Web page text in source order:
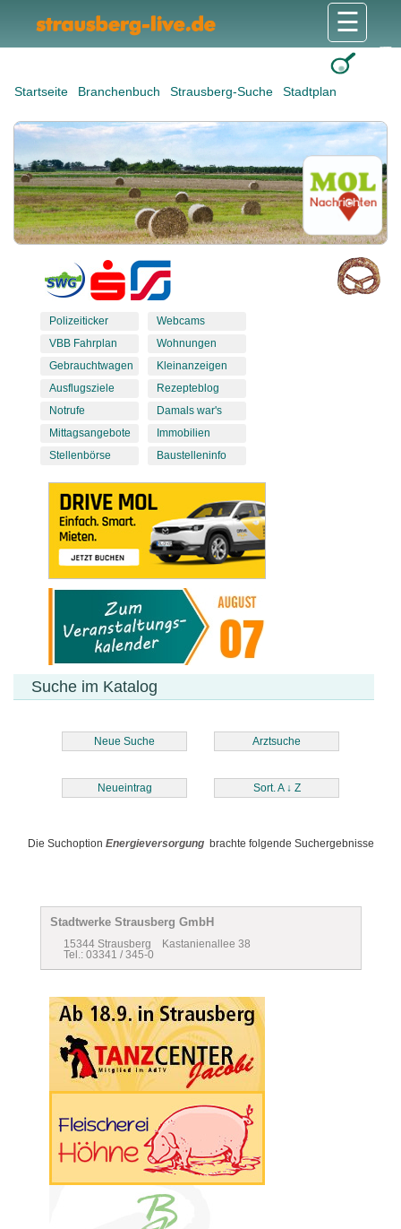
Startseite Branchenbuch Strausberg-Suche Stadtplan
☰
Polizeiticker
VBB Fahrplan
Gebrauchtwagen
Ausflugsziele
Notrufe
Mittagsangebote
Stellenbörse
Webcams
Wohnungen
Kleinanzeigen
Rezepteblog
Damals war's
Immobilien
Baustelleninfo
Suche im Katalog
Neue Suche Arztsuche
Neueintrag Sort. A ↓ Z
Die Suchoption Energieversorgungbrachte folgende Suchergebnisse
Stadtwerke Strausberg GmbH
15344 Strausberg Kastanienallee 38
Tel.: 03341 / 345-0